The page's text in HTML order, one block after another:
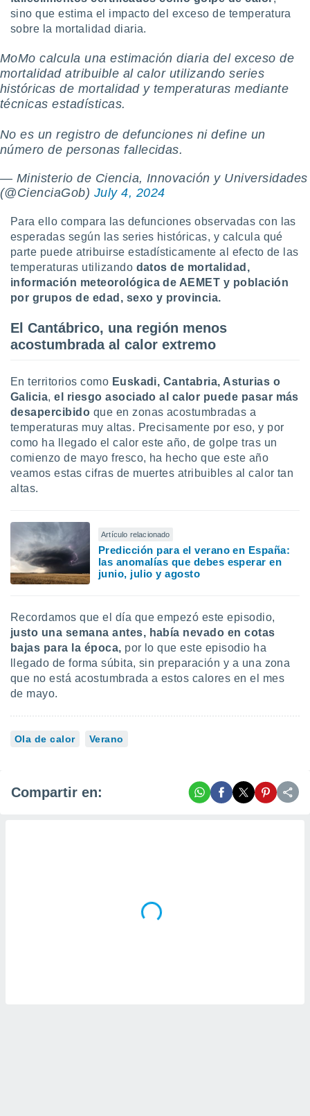
de
1199
sino que estima el impacto del exceso de temperatura
sobre la mortalidad diaria.
MoMo calcula una estimación diaria del exceso de
mortalidad atribuible al calor utilizando series
históricas de mortalidad y temperaturas mediante
técnicas estadísticas.
No es un registro de defunciones ni define un
número de personas fallecidas.
— Ministerio de Ciencia, Innovación y Universidades
(@CienciaGob) July 4, 2024
Para ello compara las defunciones observadas con las
esperadas según las series históricas, y calcula qué
parte puede atribuirse estadísticamente al efecto de las
temperaturas utilizando datos de mortalidad,
información meteorológica de AEMET y población
por grupos de edad, sexo y provincia.
El Cantábrico, una región menos
acostumbrada al calor extremo
En territorios como Euskadi, Cantabria, Asturias o
Galicia, el riesgo asociado al calor puede pasar más
desapercibido que en zonas acostumbradas a
temperaturas muy altas. Precisamente por eso, y por
como ha llegado el calor este año, de golpe tras un
comienzo de mayo fresco, ha hecho que este año
veamos estas cifras de muertes atribuibles al calor tan
altas.
Artículo relacionado
Predicción para el verano en España:
las anomalías que debes esperar en
junio, julio y agosto
Recordamos que el día que empezó este episodio,
justo una semana antes, había nevado en cotas
bajas para la época, por lo que este episodio ha
llegado de forma súbita, sin preparación y a una zona
que no está acostumbrada a estos calores en el mes
de mayo.
Ola de calor Verano
Compartir en: